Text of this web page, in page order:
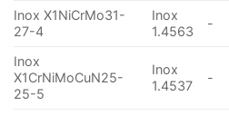
Inox X1NiCrMo31-
27-4
Inox
1.4563
-
Inox
X1CrNiMoCuN25-
25-5
Inox
1.4537
-